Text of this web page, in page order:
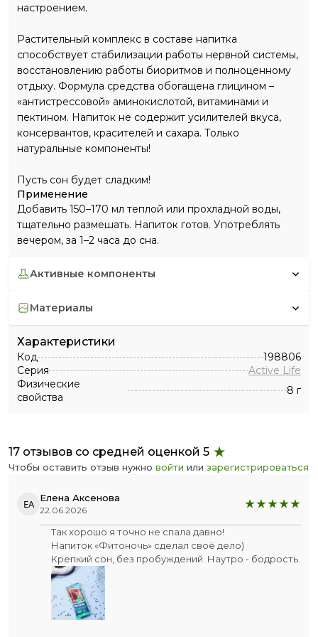
настроением.
Растительный комплекс в составе напитка
способствует стабилизации работы нервной системы,
восстановлению работы биоритмов и полноценному
отдыху. Формула средства обогащена глицином –
«антистрессовой» аминокислотой, витаминами и
пектином. Напиток не содержит усилителей вкуса,
консервантов, красителей и сахара. Только
натуральные компоненты!
Пусть сон будет сладким!
Применение
Добавить 150–170 мл теплой или прохладной воды,
тщательно размешать. Напиток готов. Употреблять
вечером, за 1–2 часа до сна.
активные компоненты
материалы
Характеристики
Код
198806
Серия
Active Life
Физические
свойства
8 г
17 отзывов со средней оценкой 5
Чтобы оставить отзыв нужно войти или зарегистрироваться
ЕА Елена Аксенова
22.06.2026
Так хорошо я точно не спала давно!
Напиток «Фитоночь» сделал своё дело)
Крепкий сон, без пробуждений. Наутро - бодрость.